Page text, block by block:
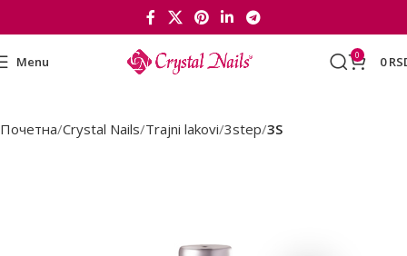
Menu 0 0
Почетна Crystal Nails Trajni lakovi 3step 3S